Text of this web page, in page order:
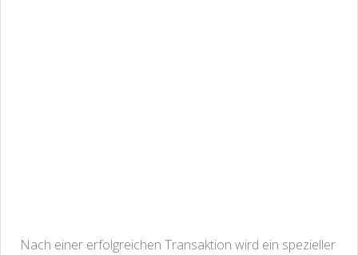
Nach einer erfolgreichen Transaktion wird ein spezieller